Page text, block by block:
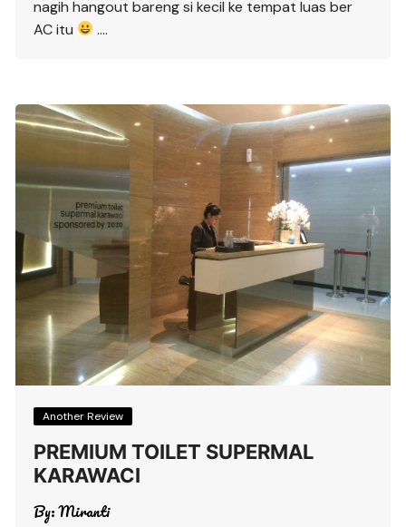
nagih hangout bareng si kecil ke tempat luas ber
AC itu
….
Another Review
PREMIUM TOILET SUPERMAL
KARAWACI
By:Miranti